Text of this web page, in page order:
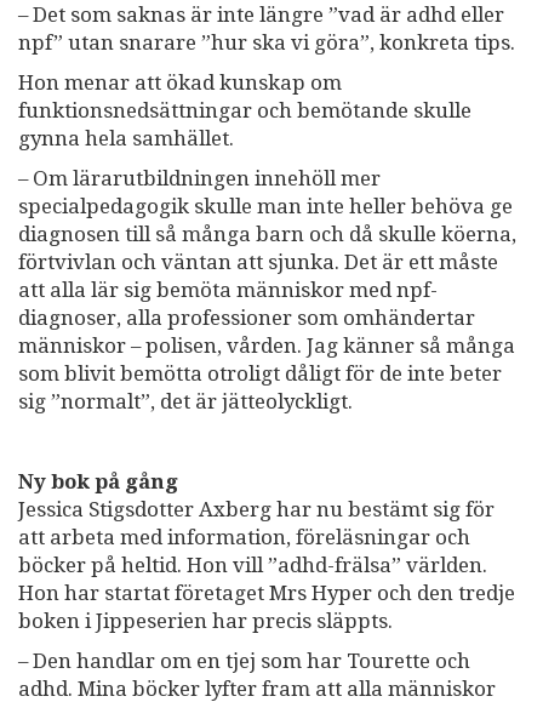
– Det som saknas är inte längre ”vad är adhd eller
npf” utan snarare ”hur ska vi göra”, konkreta tips.
Hon menar att ökad kunskap om
funktionsnedsättningar och bemötande skulle
gynna hela samhället.
– Om lärarutbildningen innehöll mer
specialpedagogik skulle man inte heller behöva ge
diagnosen till så många barn och då skulle köerna,
förtvivlan och väntan att sjunka. Det är ett måste
att alla lär sig bemöta människor med npf-
diagnoser, alla professioner som omhändertar
människor – polisen, vården. Jag känner så många
som blivit bemötta otroligt dåligt för de inte beter
sig ”normalt”, det är jätteolyckligt.
Ny bok på gång
Jessica Stigsdotter Axberg har nu bestämt sig för
att arbeta med information, föreläsningar och
böcker på heltid. Hon vill ”adhd-frälsa” världen.
Hon har startat företaget Mrs Hyper och den tredje
boken i Jippeserien har precis släppts.
– Den handlar om en tjej som har Tourette och
adhd. Mina böcker lyfter fram att alla människor